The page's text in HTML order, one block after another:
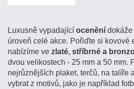
Luxusně vypadajícíocenění
úroveň celé akce. Pořiďte si kovové
nabízíme vezlaté, stříbrné a
dvou velikostech - 25 mm a 50 mm.
nejrůznějších plaket, terčů, na talíře
vybrat z motivů, jako je například